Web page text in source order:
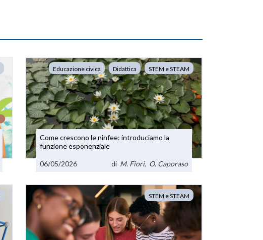
Educazione civica Didattica STEM e STEAM
Come crescono le ninfee: introduciamo la
funzione esponenziale
06/05/2026 di M. Fiori, O. Caporaso
STEM e STEAM